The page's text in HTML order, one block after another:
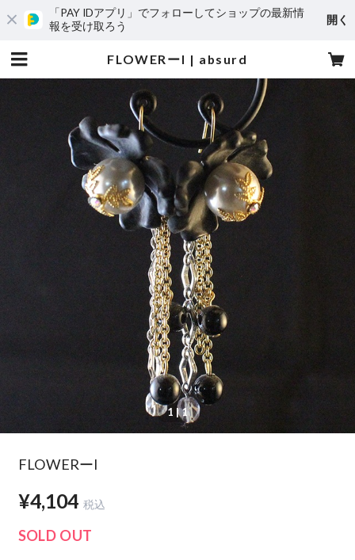
「PAY IDアプリ」でフォローしてショップの最新情
報を受け取ろう
開く
FLOWERーI | absurd
1 | 1
FLOWERーI
¥4,104 税込
SOLD OUT